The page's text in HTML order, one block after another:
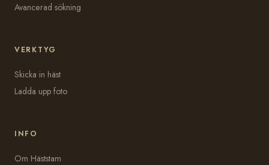
Avancerad sökning
VERKTYG
Skicka in häst
Ladda upp foto
INFO
Om Häststam